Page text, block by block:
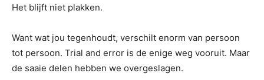
Het blijft niet plakken.
Want wat jou tegenhoudt, verschilt enorm van persoon
tot persoon. Trial and error is de enige weg vooruit. Maar
de saaie delen hebben we overgeslagen.